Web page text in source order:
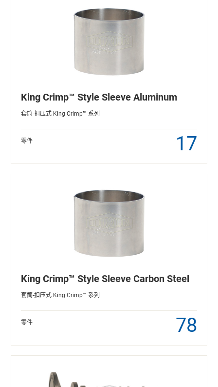
King Crimp™ Style Sleeve Aluminum
套筒-扣压式 King Crimp™ 系列
零件 17
King Crimp™ Style Sleeve Carbon Steel
套筒-扣压式 King Crimp™ 系列
零件 78